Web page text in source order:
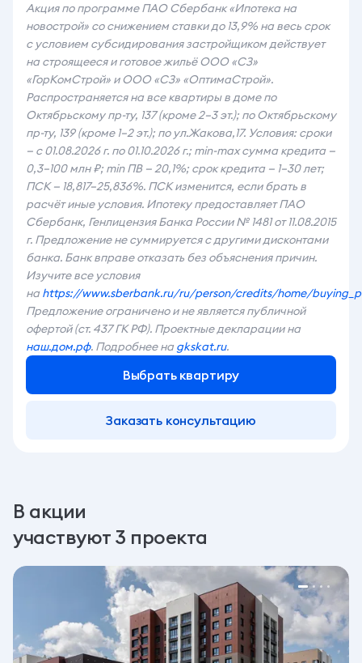
Акция по программе ПАО Сбербанк «Ипотека на
новострой» со снижением ставки до 13,9% на весь срок
с условием субсидирования застройщиком действует
на строящееся и готовое жильё ООО «СЗ»
«ГорКомСтрой» и ООО «СЗ» «ОптимаСтрой».
Распространяется на все квартиры в доме по
Октябрьскому пр-ту, 137 (кроме 2–3 эт.); по Октябрьскому
пр-ту, 139 (кроме 1–2 эт.); по ул.Жакова,17. Условия: сроки
— с 01.08.2026 г. по 01.10.2026 г.; min-max сумма кредита —
0,3–100 млн ₽; min ПВ — 20,1%; срок кредита — 1–30 лет;
ПСК — 18,817–25,836%. ПСК изменится, если брать в
расчёт иные условия. Ипотеку предоставляет ПАО
Сбербанк, Генлицензия Банка России № 1481 от 11.08.2015
г. Предложение не суммируется с другими дисконтами
банка. Банк вправе отказать без объяснения причин.
Изучите все условия
наhttps://www.sberbank.ru/ru/person/credits/home/
Предложение ограничено и не является публичной
офертой (ст. 437 ГК РФ). Проектные декларации на
наш.дом.рф. Подробнее наgkskat.ru.
Выбрать квартиру
Заказать консультацию
В акции
участвуют 3 проекта